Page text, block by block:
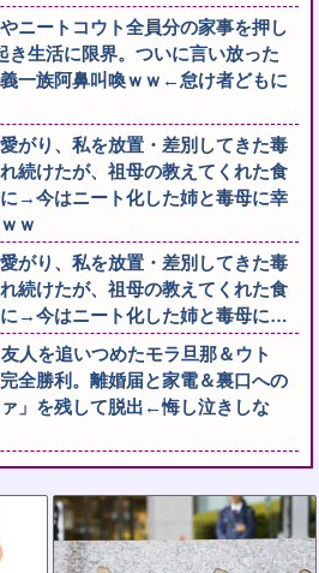
ニートコウト全員分の家事を押し
き生活に限界。ついに言い放った
義一族阿鼻叫喚ｗｗ←怠け者どもに
がり、私を放置・差別してきた毒
続けたが、祖母の教えてくれた食
→今はニート化した姉と毒母に幸
ｗ
がり、私を放置・差別してきた毒
続けたが、祖母の教えてくれた食
→今はニート化した姉と毒母に…
人を追いつめたモラ旦那＆ウト
全勝利。離婚届と家電＆裏口への
ァ」を残して脱出←悔し泣きしな